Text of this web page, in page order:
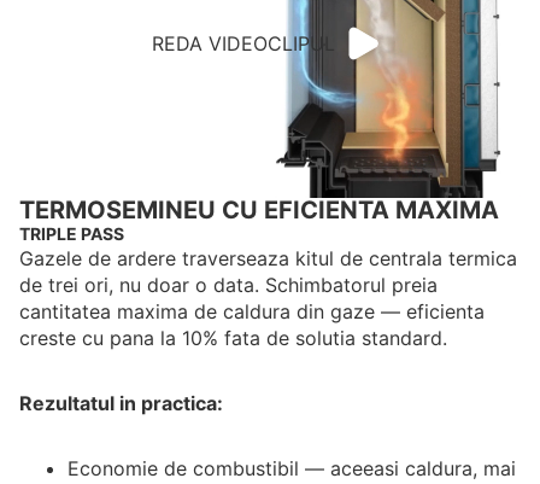
REDA VIDEOCLIPUL
TERMOSEMINEU CU EFICIENTA MAXIMA
TRIPLE PASS
Gazele de ardere traverseaza kitul de centrala termica
de trei ori, nu doar o data. Schimbatorul preia
cantitatea maxima de caldura din gaze — eficienta
creste cu pana la 10% fata de solutia standard.
Rezultatul in practica:
Economie de combustibil — aceeasi caldura, mai